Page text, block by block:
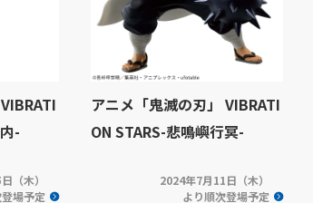
-
（木）
場予定
アニメ「鬼滅の刃」 VIBRATI
ON STARS-悲鳴嶼行冥-
2024年7月11日（木）
より順次登場予定